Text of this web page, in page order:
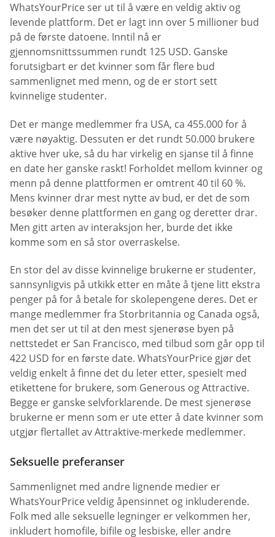
WhatsYourPrice ser ut til å være en veldig aktiv og
levende plattform. Det er lagt inn over 5 millioner bud
på de første datoene. Inntil nå er
gjennomsnittssummen rundt 125 USD. Ganske
forutsigbart er det kvinner som får flere bud
sammenlignet med menn, og de er stort sett
kvinnelige studenter.
Det er mange medlemmer fra USA, ca 455.000 for å
være nøyaktig. Dessuten er det rundt 50.000 brukere
aktive hver uke, så du har virkelig en sjanse til å finne
en date her ganske raskt! Forholdet mellom kvinner og
menn på denne plattformen er omtrent 40 til 60 %.
Mens kvinner drar mest nytte av bud, er det de som
besøker denne plattformen en gang og deretter drar.
Men gitt arten av interaksjon her, burde det ikke
komme som en så stor overraskelse.
En stor del av disse kvinnelige brukerne er studenter,
sannsynligvis på utkikk etter en måte å tjene litt ekstra
penger på for å betale for skolepengene deres. Det er
mange medlemmer fra Storbritannia og Canada også,
men det ser ut til at den mest sjenerøse byen på
nettstedet er San Francisco, med tilbud som går opp til
422 USD for en første date. WhatsYourPrice gjør det
veldig enkelt å finne det du leter etter, spesielt med
etikettene for brukere, som Generous og Attractive.
Begge er ganske selvforklarende. De mest sjenerøse
brukerne er menn som er ute etter å date kvinner som
utgjør flertallet av Attraktive-merkede medlemmer.
Seksuelle preferanser
Sammenlignet med andre lignende medier er
WhatsYourPrice veldig åpensinnet og inkluderende.
Folk med alle seksuelle legninger er velkommen her,
inkludert homofile, bifile og lesbiske, eller andre